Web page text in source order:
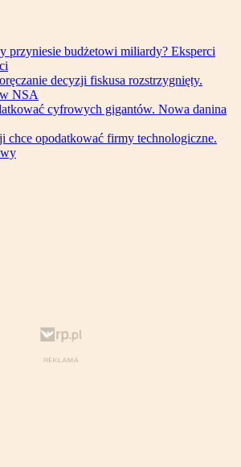
przyniesie budżetowi miliardy? Eksperci
decyzji fiskusa rozstrzygnięty.
NSA
cyfrowych gigantów. Nowa danina
chce opodatkować firmy technologiczne.